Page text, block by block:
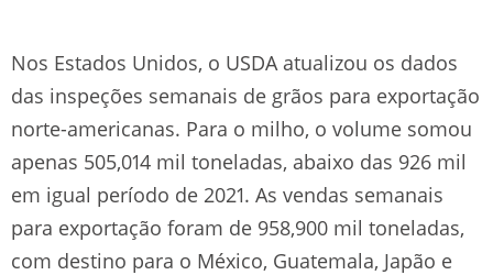
Nos Estados Unidos, o USDA atualizou os dados
das inspeções semanais de grãos para exportação
norte-americanas. Para o milho, o volume somou
apenas 505,014 mil toneladas, abaixo das 926 mil
em igual período de 2021. As vendas semanais
para exportação foram de 958,900 mil toneladas,
com destino para o México, Guatemala, Japão e